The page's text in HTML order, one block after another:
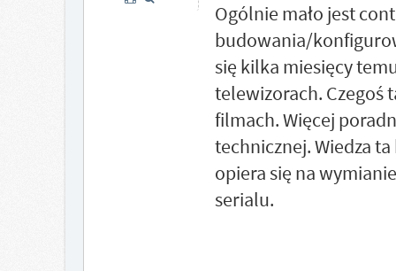
Ogólnie mało jest
budowania/
się kilka miesięcy
telewizorach. Czegoś
filmach. Więcej
technicznej. Wiedza
opiera się na
serialu.